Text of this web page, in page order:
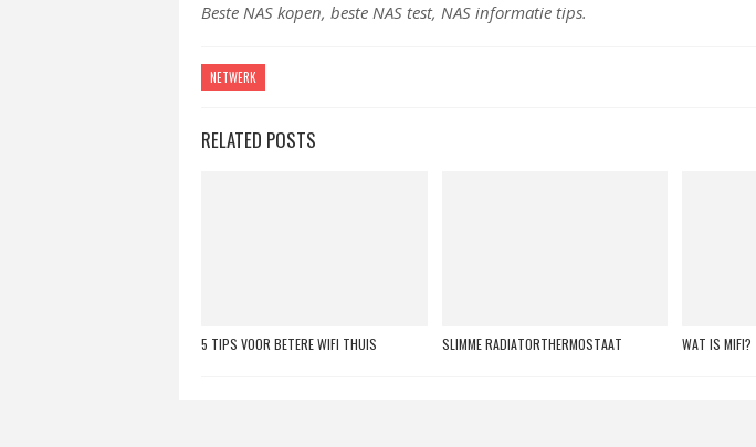
Beste NAS kopen, beste NAS test, NAS informatie tips.
NETWERK
RELATED POSTS
5 TIPS VOOR BETERE WIFI THUIS SLIMME RADIATORTHERMOSTAAT WAT IS MIFI?